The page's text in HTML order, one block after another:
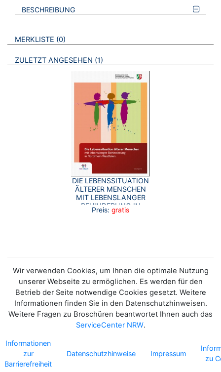
BESCHREIBUNG
VERWEISE AUF VERMERKTE- ODER ZULETZT ANGESEHENE
MERKLISTE 0 BROSCHÜREN
ZULETZT ANGESEHEN 1 BROSCHÜREN
DIE LEBENSSITUATION
ÄLTERER MENSCHEN
MIT LEBENSLANGER
BEHINDERUNG IN
NRW.
Preis: gratis
Wir verwenden Cookies, um Ihnen die optimale Nutzung
unserer Webseite zu ermöglichen. Es werden für den
Betrieb der Seite notwendige Cookies gesetzt. Weitere
Informationen finden Sie in den Datenschutzhinweisen.
Weitere Fragen zu Broschüren beantwortet Ihnen auch das
ServiceCenter NRW.
Informationen
zur
Barrierefreiheit
Datenschutzhinweise Impressum
zu